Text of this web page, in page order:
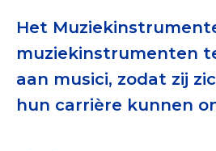
Check het CBF-keurmerk
Download de Geef
Tips bij doneren: zo geef
Het
muziekinstrumenten
aan musici, zodat zij
hun carrière kunnen